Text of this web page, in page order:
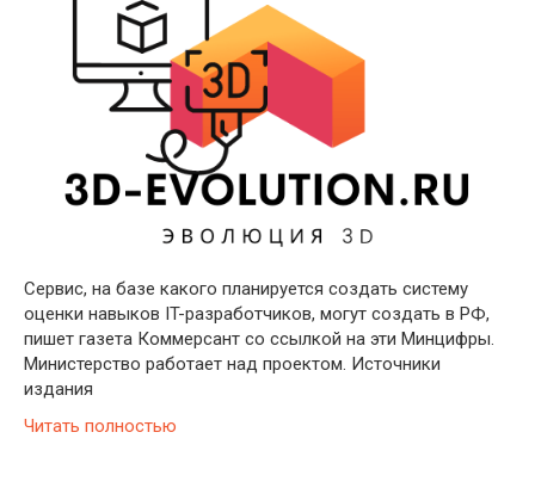
Сервис, на базе какого планируется создать систему
оценки навыков IT-разработчиков, могут создать в РФ,
пишет газета Коммерсант со ссылкой на эти Минцифры.
Министерство работает над проектом. Источники
издания
Читать полностью